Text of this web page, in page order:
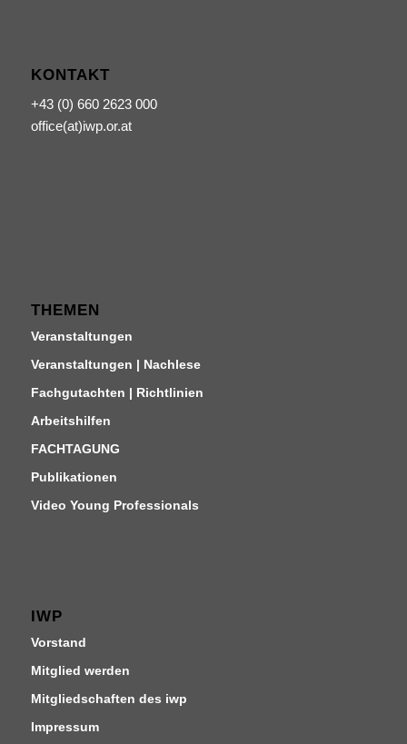
KONTAKT
+43 (0) 660 2623 000
office(at)iwp.or.at
THEMEN
Veranstaltungen
Veranstaltungen | Nachlese
Fachgutachten | Richtlinien
Arbeitshilfen
FACHTAGUNG
Publikationen
Video Young Professionals
IWP
Vorstand
Mitglied werden
Mitgliedschaften des iwp
Impressum